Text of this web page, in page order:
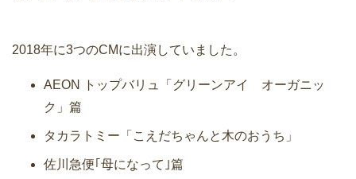
2018年に3つのCMに出演していました。
AEON トップバリュ「グリーンアイ オーガニッ
ク」篇
タカラトミー「こえだちゃんと木のおうち」
佐川急便｢母になって｣篇